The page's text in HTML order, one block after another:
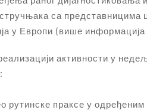
са представницима
у Европи (више
активности у
рутинске праксе у